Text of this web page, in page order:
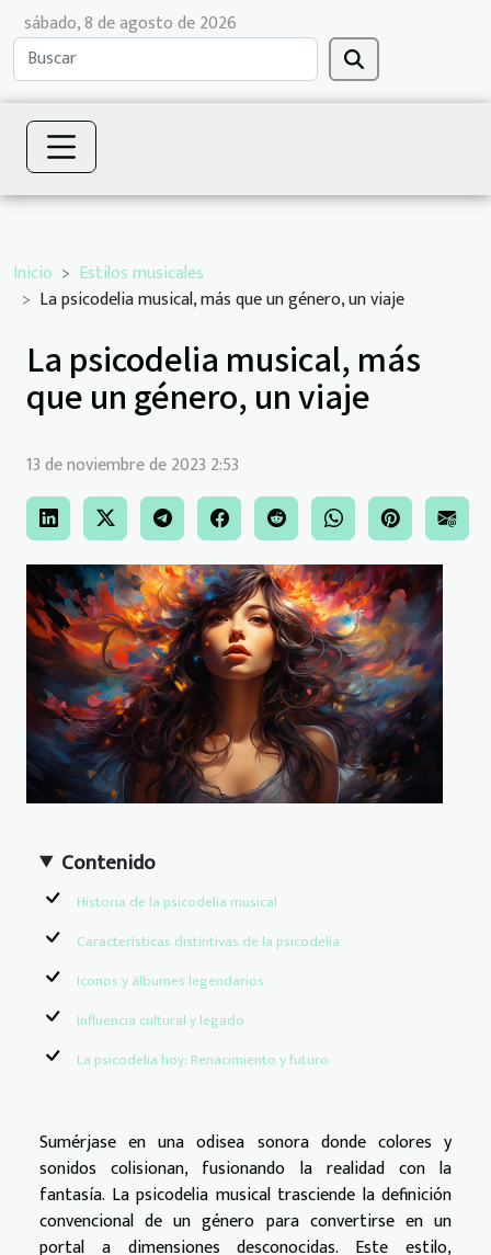
sábado, 8 de agosto de 2026
Inicio
Estilos musicales
La psicodelia musical, más que un género, un viaje
La psicodelia musical, más
que un género, un viaje
13 de noviembre de 2023 2:53
Contenido
Historia de la psicodelia musical
Características distintivas de la psicodelia
Iconos y álbumes legendarios
Influencia cultural y legado
La psicodelia hoy: Renacimiento y futuro
Sumérjase en una odisea sonora donde colores y
sonidos colisionan, fusionando la realidad con la
fantasía. La psicodelia musical trasciende la definición
convencional de un género para convertirse en un
portal a dimensiones desconocidas. Este estilo,